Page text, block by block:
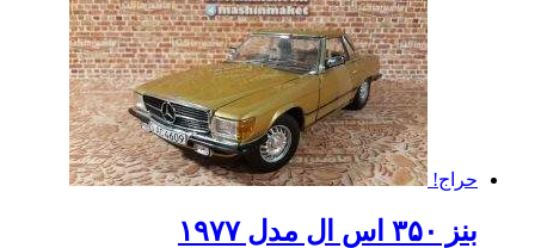
حراج!
بنز ۳۵۰ اس ال مدل ۱۹۷۷